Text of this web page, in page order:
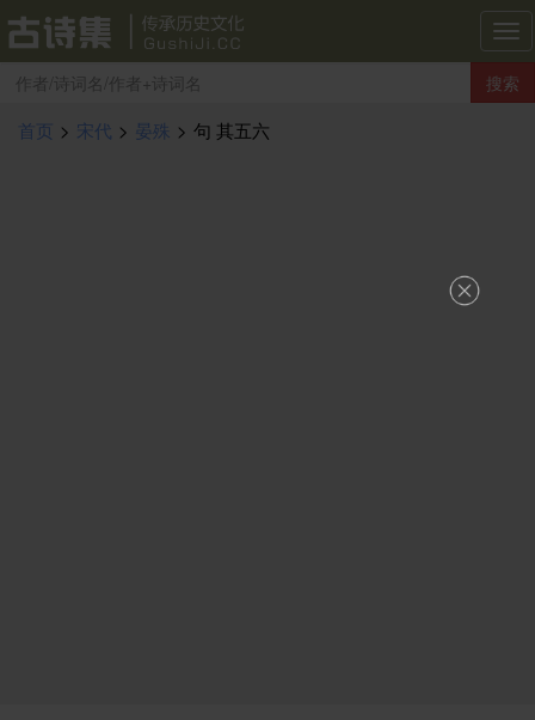
古
诗
集
搜索
首页 > 宋代 > 晏殊 > 句 其五六